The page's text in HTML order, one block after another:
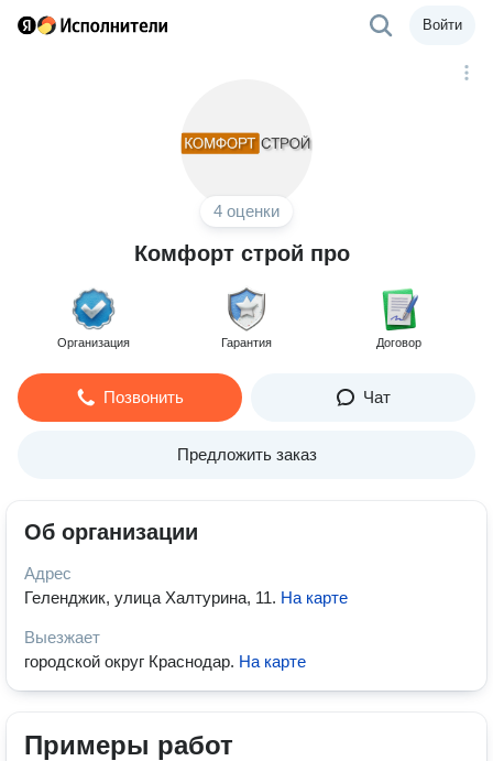
Войти
4 оценки
Комфорт строй про
Организация Гарантия Договор
Позвонить Чат
Предложить заказ
Об организации
Адрес
Геленджик, улица Халтурина, 11. На карте
Выезжает
городской округ Краснодар. На карте
Примеры работ